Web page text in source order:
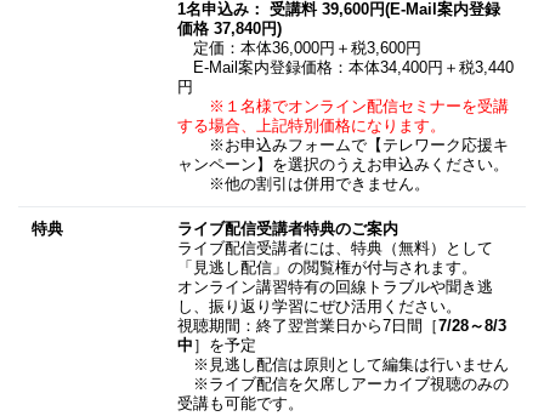
1名申込み： 受講料 39,600円(E-Mail案内登録
価格 37,840円)
定価：本体36,000円＋税3,600円
E-Mail案内登録価格：本体34,400円＋税3,440
円
※１名様でオンライン配信セミナーを受講
する場合、上記特別価格になります。
※お申込みフォームで【テレワーク応援キ
ャンペーン】を選択のうえお申込みください。
※他の割引は併用できません。
特典
ライブ配信受講者特典のご案内
ライブ配信受講者には、特典（無料）として
「見逃し配信」の閲覧権が付与されます。
オンライン講習特有の回線トラブルや聞き逃
し、振り返り学習にぜひ活用ください。
視聴期間：終了翌営業日から7日間［7/28～8/3
中 ］を予定
※見逃し配信は原則として編集は行いません
※ライブ配信を欠席しアーカイブ視聴のみの
受講も可能です。